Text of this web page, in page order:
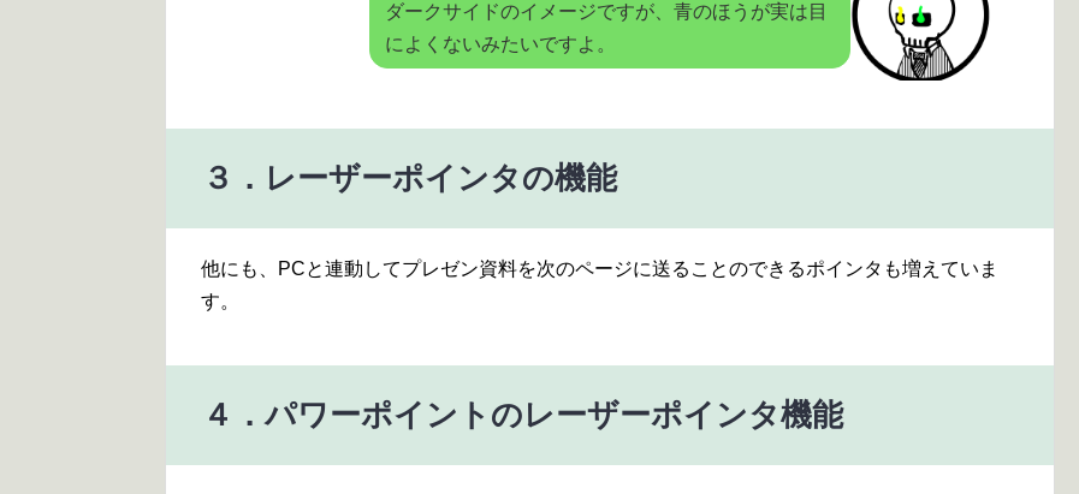
ダークサイドのイメージですが、青のほうが実は目
によくないみたいですよ。
３．レーザーポインタの機能
他にも、PCと連動してプレゼン資料を次のページに送ることのできるポインタも増えていま
す。
４．パワーポイントのレーザーポインタ機能